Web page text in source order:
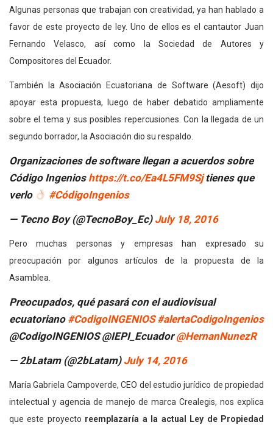
Algunas personas que trabajan con creatividad, ya han hablado a
favor de este proyecto de ley. Uno de ellos es el cantautor Juan
Fernando Velasco, así como la Sociedad de Autores y
Compositores del Ecuador.
También la Asociación Ecuatoriana de Software (Aesoft) dijo
apoyar esta propuesta, luego de haber debatido ampliamente
sobre el tema y sus posibles repercusiones. Con la llegada de un
segundo borrador, la Asociación dio su respaldo.
Organizaciones de software llegan a acuerdos sobre
Código Ingenios https://t.co/Ea4L5FM9Sjtienes que
verlo
#CódigoIngenios
— Tecno Boy (@TecnoBoy_Ec) July 18, 2016
Pero muchas personas y empresas han expresado su
preocupación por algunos artículos de la propuesta de la
Asamblea.
Preocupados, qué pasará con el audiovisual
ecuatoriano #CodigoINGENIOS #alertaCodigoIngenios
@CodigoINGENIOS @IEPI_Ecuador@HernanNunezR
— 2bLatam (@2bLatam) July 14, 2016
María Gabriela Campoverde, CEO del estudio jurídico de propiedad
intelectual y agencia de manejo de marca Crealegis, nos explica
que este proyecto reemplazaría a la actual Ley de Propiedad